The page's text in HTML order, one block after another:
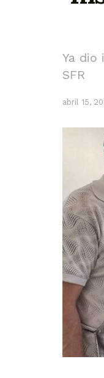
Ya dio
SFR
abril 15,